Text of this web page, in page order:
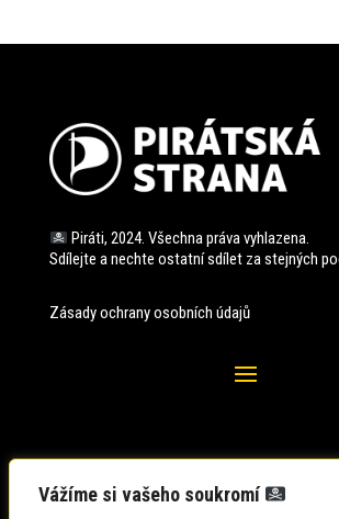
Vážíme si vašeho soukromí
Piráti, 2024. Všechna práva vyhlazena.
Sdílejte a nechte ostatní sdílet za stejných
Zásady ochrany osobních údajů